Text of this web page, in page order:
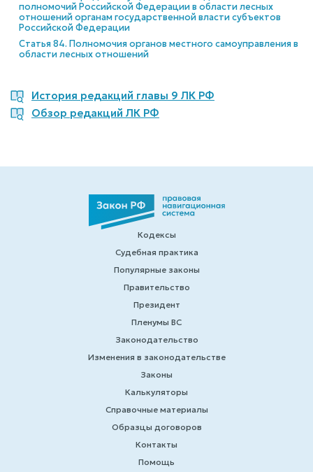
полномочий Российской Федерации в области лесных
отношений органам государственной власти субъектов
Российской Федерации
Статья 84. Полномочия органов местного самоуправления в
области лесных отношений
История редакций главы 9 ЛК РФ
Обзор редакций ЛК РФ
Кодексы
Судебная практика
Популярные законы
Правительство
Президент
Пленумы ВС
Законодательство
Изменения в законодательстве
Законы
Калькуляторы
Справочные материалы
Образцы договоров
Контакты
Помощь